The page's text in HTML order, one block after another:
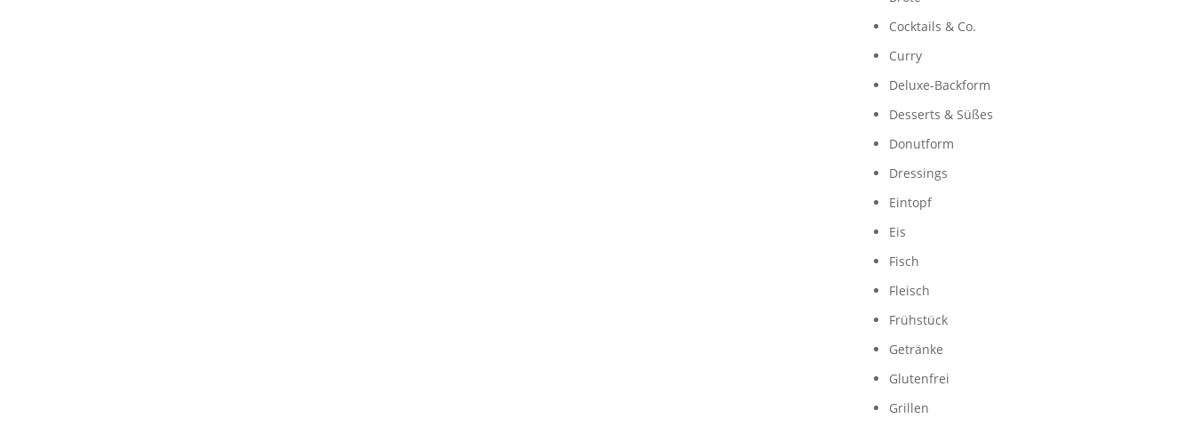
Cocktails & Co.
Curry
Deluxe-Backform
Desserts & Süßes
Donutform
Dressings
Eintopf
Eis
Fisch
Fleisch
Frühstück
Getränke
Glutenfrei
Grillen